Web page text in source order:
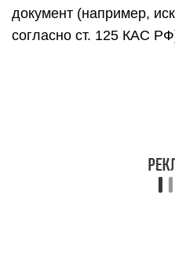
документ (например,
согласно ст. 125 КАС